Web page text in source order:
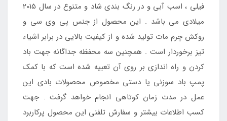
فیلی ، اسب آبی و در رنگ بندی شاد و متنوع در سال 2015
میلادی می باشد . این محصول از جنس پی وی سی و
روکش چرم مات تولید شده و از کیفیت بالایی در برابر اشیاء
تیز برخوردار است . همچنین سه محفظه جداگانه جهت باد
کردن و راه اندازی بر روی آن تعبیه شده است که با کمک
پمپ باد سوزنی یا دستی مخصوص محصولات بادی این
عمل در مدت زمان کوتاهی انجام خواهد گرفت . جهت
کسب اطلاعات بیشتر و سفارش تلفنی این محصول پرکاربرد